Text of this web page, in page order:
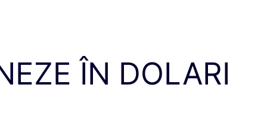
ÎN DOLARI